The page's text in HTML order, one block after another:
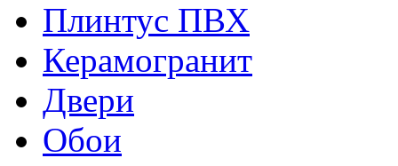
Плинтус ПВХ
Керамогранит
Двери
Обои